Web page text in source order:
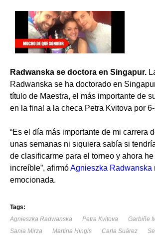
Radwanska se doctora en Singapur.
Radwanska se ha doctorado en
título de Maestra, el más importante de
en la final a la checa Petra Kvitova por
“Es el día más importante de mi carrera
unas semanas ni siquiera sabía si
de clasificarme para el torneo y ahora
increíble”, afirmóAgnieszka Radwanska
emocionada.
Tags:
Agnieszka Radwanska
Petra Kvitova
Garbiñe
Sania Mirza
Martina Hingis Carla Suárez